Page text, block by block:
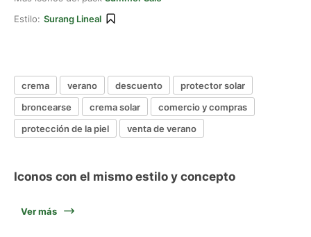
Estilo: Surang Lineal
crema verano descuento
protector solar
broncearse
crema solar
comercio y compras
protección de la piel
venta de verano
Iconos con el mismo estilo y concepto
Ver más